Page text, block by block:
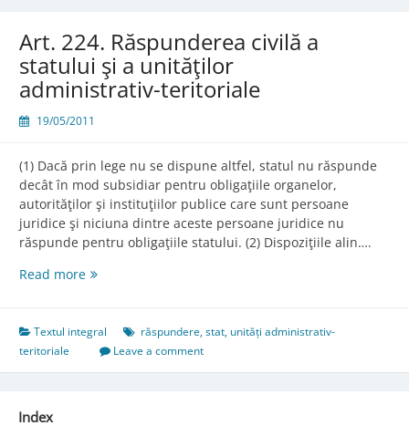
Art. 224. Răspunderea civilă a
statului şi a unităţilor
administrativ-teritoriale
19/05/2011
(1) Dacă prin lege nu se dispune altfel, statul nu răspunde
decât în mod subsidiar pentru obligaţiile organelor,
autorităţilor şi instituţiilor publice care sunt persoane
juridice şi niciuna dintre aceste persoane juridice nu
răspunde pentru obligaţiile statului. (2) Dispoziţiile alin….
Read moreArt.
civilă
statului
Textul integral răspundere,stat, unități administrativ-
teritoriale
Leave a comment
Index